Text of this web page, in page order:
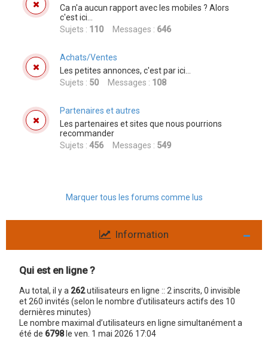
Ca n'a aucun rapport avec les mobiles ? Alors
c'est ici...
Sujets : 110 Messages : 646
Achats/Ventes
Les petites annonces, c'est par ici...
Sujets : 50 Messages : 108
Partenaires et autres
Les partenaires et sites que nous pourrions
recommander
Sujets : 456 Messages : 549
Marquer tous les forums comme lus
Information
Qui est en ligne ?
Au total, il y a 262utilisateurs en ligne :: 2 inscrits, 0 invisible
et 260 invités (selon le nombre d’utilisateurs actifs des 10
dernières minutes)
Le nombre maximal d’utilisateurs en ligne simultanément a
été de 6798le ven. 1 mai 2026 17:04